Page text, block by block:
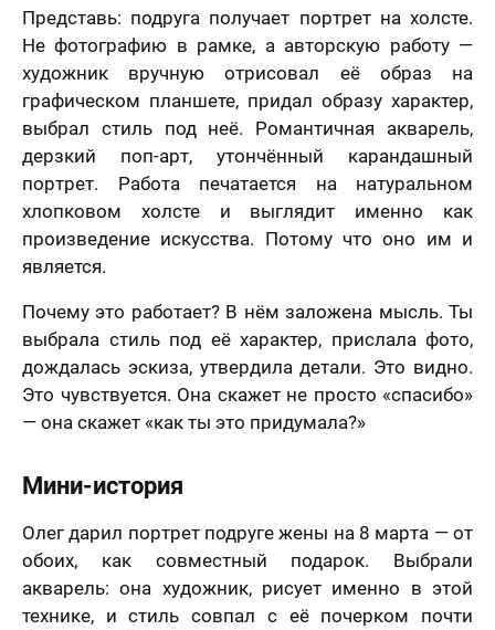
Представь: подруга получает портрет на холсте.
Не фотографию в рамке, а авторскую работу —
художник вручную отрисовал её образ на
графическом планшете, придал образу характер,
выбрал стиль под неё. Романтичная акварель,
дерзкий поп-арт, утончённый карандашный
портрет. Работа печатается на натуральном
хлопковом холсте и выглядит именно как
произведение искусства. Потому что оно им и
является.
Почему это работает? В нём заложена мысль. Ты
выбрала стиль под её характер, прислала фото,
дождалась эскиза, утвердила детали. Это видно.
Это чувствуется. Она скажет не просто «спасибо»
— она скажет «как ты это придумала?»
Мини-история
Олег дарил портрет подруге жены на 8 марта — от
обоих, как совместный подарок. Выбрали
акварель: она художник, рисует именно в этой
технике, и стиль совпал с её почерком почти